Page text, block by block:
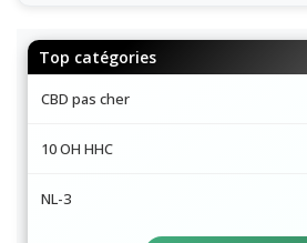
Top catégories
CBD pas cher
10 OH HHC
NL-3